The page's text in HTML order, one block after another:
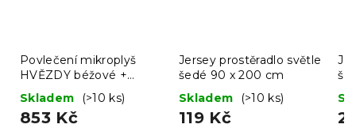
Povlečení mikroplyš
HVĚZDY béžové +
prostěradlo mikroplyš
SOFT 90x200 cm bílé
Skladem (>10 ks)
853 Kč
Jersey prostěradlo světle
šedé 90 x 200 cm
Skladem
(>10 ks)
119 Kč